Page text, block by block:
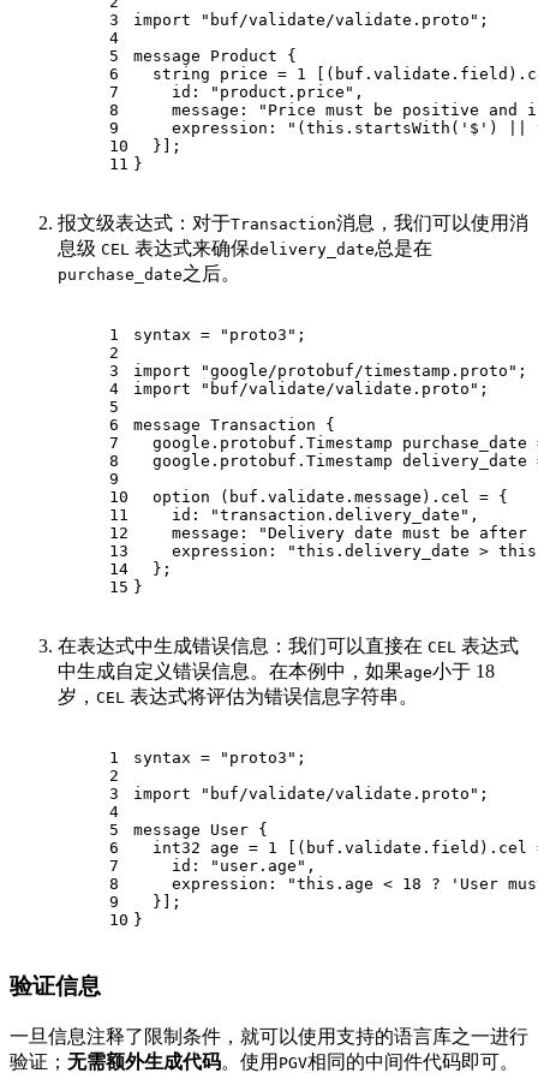
3
4
5
6
7
8
9
10
11
import "buf/validate/validate.proto" ;
message Product {
string price = 1
    id:
"product.price" ,
    message:
"Price must be positive and
    expression:
"(this.startsWith('$') ||
  }];
}
报文级表达式：对于Transaction消息，我们可以使用消
息级 CEL 表达式来确保delivery_date总是在
purchase_date之后。
1
2
3
4
5
6
7
8
9
10
11
12
13
14
15
syntax = "proto3" ;
import
"google/protobuf/timestamp.proto" ;
import
"buf/validate/validate.proto" ;
message Transaction {
google.protobuf.Timestamp
google.protobuf.Timestamp
option (buf.validate.message).cel = {
    id:
"transaction.delivery_date" ,
    message:
"Delivery date must be after
    expression:
"this.delivery_date >
  };
}
在表达式中生成错误信息：我们可以直接在 CEL 表达式
中生成自定义错误信息。在本例中，如果age小于 18
岁， CEL 表达式将评估为错误信息字符串。
1
2
3
4
5
6
7
8
9
10
syntax = "proto3" ;
import
"buf/validate/validate.proto" ;
message User {
int32 age = 1 [(buf.validate.field).cel
    id:
"user.age" ,
    expression:
"this.age < 18 ? 'User
  }];
}
验证信息
一旦信息注释了限制条件，就可以使用支持的语言库之一进行
验证； 无需额外生成代码。使用 PGV相同的中间件代码即可。